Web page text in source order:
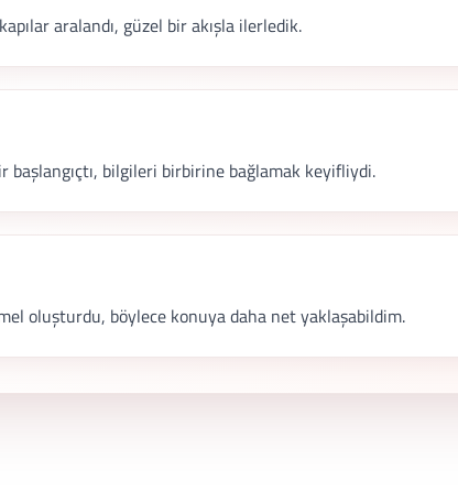
aralandı, güzel bir akışla ilerledik.
başlangıçtı, bilgileri birbirine bağlamak keyifliydi.
oluşturdu, böylece konuya daha net yaklaşabildim.